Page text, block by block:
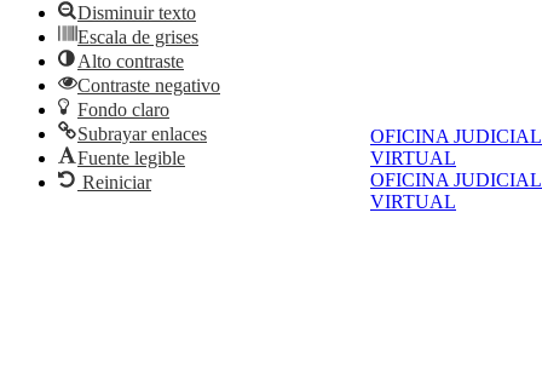
OFICINA JUDICIAL
VIRTUAL
OFICINA JUDICIAL
VIRTUAL
Disminuir texto
Escala de grises
Alto contraste
Contraste negativo
Fondo claro
Subrayar enlaces
Fuente legible
Reiniciar